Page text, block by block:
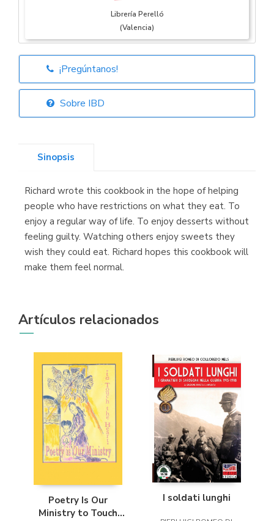
Librería Perelló
(Valencia)
Librería Elías
Librería Proteo
(Málaga)
¡Pregúntanos!
Sobre IBD
Sinopsis
Richard wrote this cookbook in the hope of helping
people who have restrictions on what they eat. To
enjoy a regular way of life. To enjoy desserts without
feeling guilty. Watching others enjoy sweets they
wish they could eat. Richard hopes this cookbook will
make them feel normal.
Artículos relacionados
Poetry Is Our
Ministry to Touch
I soldati lunghi